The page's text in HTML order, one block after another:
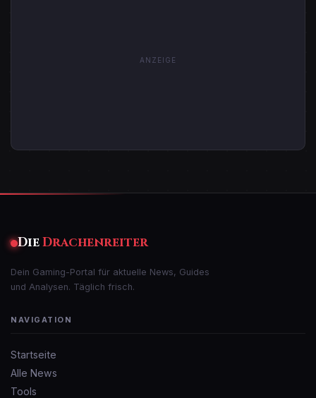
ANZEIGE
DieDrachenreiter
Dein Gaming-Portal für aktuelle News, Guides
und Analysen. Täglich frisch.
NAVIGATION
Startseite
Alle News
Tools